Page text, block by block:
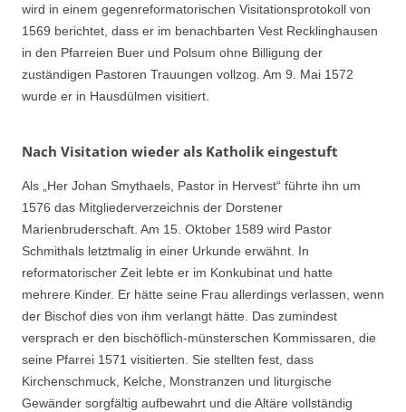
wird in einem gegenreformatorischen Visitationsprotokoll von
1569 berichtet, dass er im benachbarten Vest Recklinghausen
in den Pfarreien Buer und Polsum ohne Billigung der
zuständigen Pastoren Trauungen vollzog. Am 9. Mai 1572
wurde er in Hausdülmen visitiert.
Nach Visitation wieder als Katholik eingestuft
Als „Her Johan Smythaels, Pastor in Hervest“ führte ihn um
1576 das Mitgliederverzeichnis der Dorstener
Marienbruderschaft. Am 15. Oktober 1589 wird Pastor
Schmithals letztmalig in einer Urkunde erwähnt. In
reformatorischer Zeit lebte er im Konkubinat und hatte
mehrere Kinder. Er hätte seine Frau allerdings verlassen, wenn
der Bischof dies von ihm verlangt hätte. Das zumindest
versprach er den bischöflich-münsterschen Kommissaren, die
seine Pfarrei 1571 visitierten. Sie stellten fest, dass
Kirchenschmuck, Kelche, Monstranzen und liturgische
Gewänder sorgfältig aufbewahrt und die Altäre vollständig